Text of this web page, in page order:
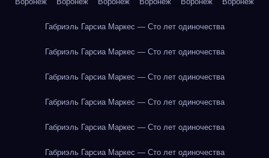
Габриэль Гарсиа Маркес — Сто лет одиночества
Габриэль Гарсиа Маркес — Сто лет одиночества
Габриэль Гарсиа Маркес — Сто лет одиночества
Габриэль Гарсиа Маркес — Сто лет одиночества
Габриэль Гарсиа Маркес — Сто лет одиночества
Габриэль Гарсиа Маркес — Сто лет одиночества